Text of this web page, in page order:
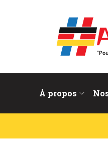
Acteurs du
À propos